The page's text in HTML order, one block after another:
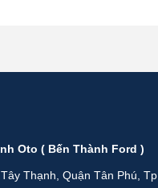
Oto ( Bến Thành Ford )
Thạnh, Quận Tân Phú, Tp